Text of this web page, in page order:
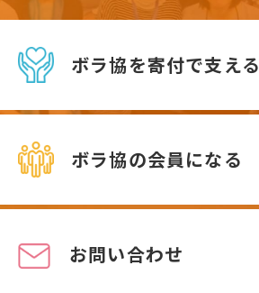
ボラ協を寄付で支える
ボラ協の会員になる
お問い合わせ